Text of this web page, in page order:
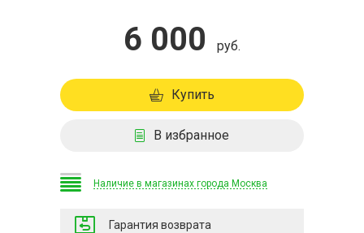
6 000 руб.
Купить
В избранное
Наличие в магазинах города Москва
Гарантия возврата